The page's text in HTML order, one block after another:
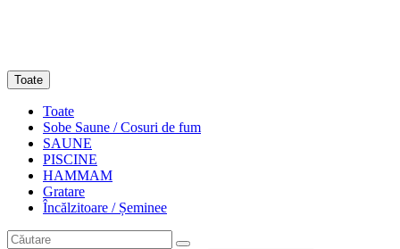
Toate
Toate
Sobe Saune / Cosuri de fum
SAUNE
PISCINE
HAMMAM
Gratare
Încălzitoare / Șeminee